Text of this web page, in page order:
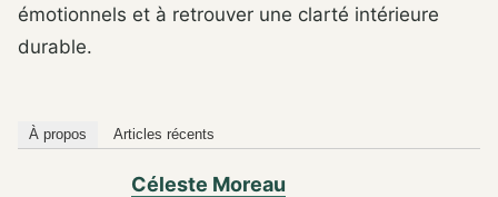
émotionnels et à retrouver une clarté intérieure
durable.
À propos Articles récents
Céleste Moreau